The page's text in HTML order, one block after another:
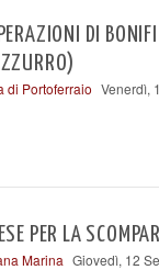
DI
di Portoferraio Venerdì,
PER LA
Marina Giovedì, 12